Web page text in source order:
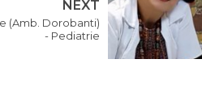
NEXT
(Amb. Dorobanti)
- Pediatrie